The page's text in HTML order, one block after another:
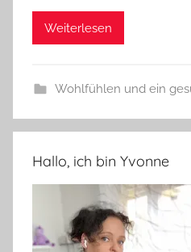
Weiterlesen
Wohlfühlen und ein
Hallo, ich bin Yvonne